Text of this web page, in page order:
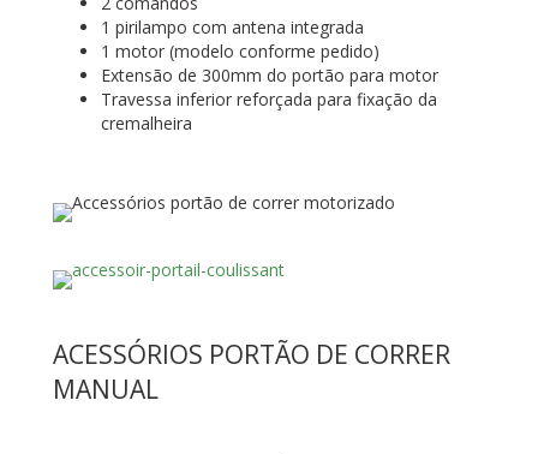
1 pirilampo com antena integrada
1 motor (modelo conforme pedido)
Extensão de 300mm do portão para motor
Travessa inferior reforçada para fixação da
cremalheira
ACESSÓRIOS PORTÃO DE CORRER
MANUAL